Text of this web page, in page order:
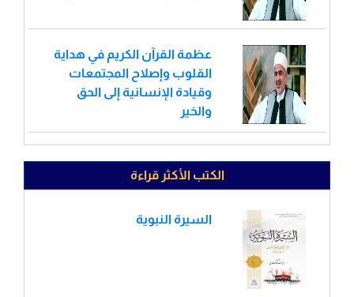
عظمة القرآن الكريم في هداية
القلوب وإصلاح المجتمعات
وقيادة الإنسانية إلى الحق
والخير
الكتب الأكثر قراءة
السيرة النبوية